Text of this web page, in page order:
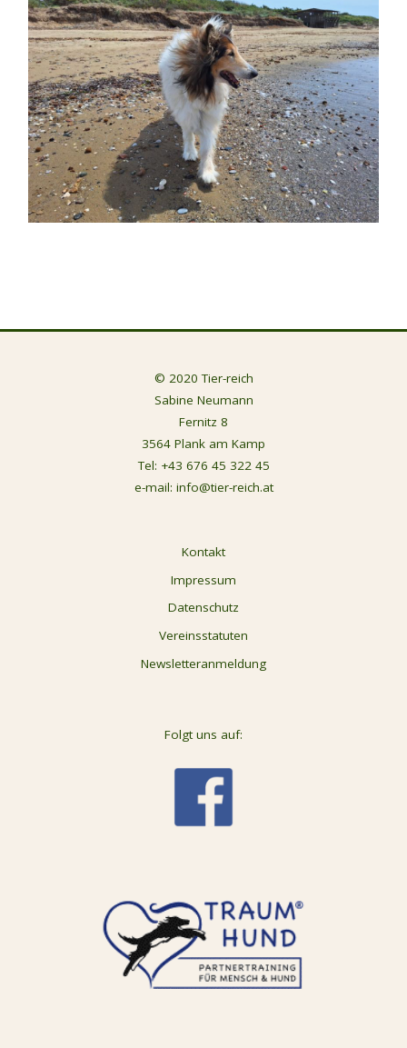
© 2020 Tier-reich
Sabine Neumann
Fernitz 8
3564 Plank am Kamp
Tel: +43 676 45 322 45
e-mail: info@tier-reich.at
Kontakt
Impressum
Datenschutz
Vereinsstatuten
Newsletteranmeldung
Folgt uns auf: